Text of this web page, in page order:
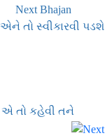
Next Bhajan
તો સ્વીકારવી પડશે
તો કહેવી તને